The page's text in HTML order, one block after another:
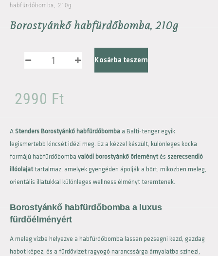
habfürdőbomba, 210g
Borostyánkő habfürdőbomba, 210g
Kosárba teszem
2990 Ft
AStenders Borostyánkő habfürdőbomba a Balti-tenger egyik
legismertebb kincsét idézi meg. Ez a kézzel készült, különleges kocka
formájú habfürdőbomba valódi borostyánkő őrleménytés szerecsendió
illóolajattartalmaz, amelyek gyengéden ápolják a bőrt, miközben meleg,
orientális illatukkal különleges wellness élményt teremtenek.
Borostyánkő habfürdőbomba a luxus
fürdőélményért
A meleg vízbe helyezve a habfürdőbomba lassan pezsegni kezd, gazdag
habot képez, és a fürdővizet ragyogó narancssárga árnyalatba színezi,